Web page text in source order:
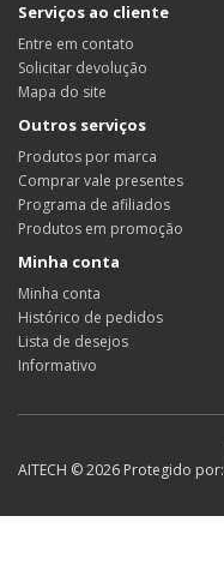
Serviços ao cliente
Entre em contato
Solicitar devolução
Mapa do site
Outros serviços
Produtos por marca
Comprar vale presentes
Programa de afiliados
Produtos em promoção
Minha conta
Minha conta
Histórico de pedidos
Lista de desejos
Informativo
AITECH © 2026 Protegido por: